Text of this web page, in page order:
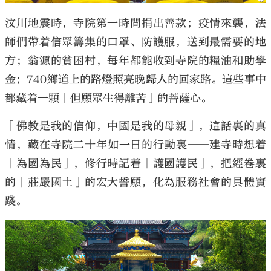
汶川地震時，寺院第一時間捐出善款；疫情來襲，法
師們帶着信眾籌集的口罩、防護服，送到最需要的地
方；翁源的貧困村，每年都能收到寺院的糧油和助學
金；740鄉道上的路燈照亮晚歸人的回家路。這些事中
都藏着一顆「但願眾生得離苦」的菩薩心。
「佛教是我的信仰，中國是我的母親」，這話裏的真
情，藏在寺院二十年如一日的行動裏——建寺時想着
「為國為民」，修行時記着「護國護民」，把經卷裏
的「莊嚴國土」的宏大誓願，化為服務社會的具體實
踐。